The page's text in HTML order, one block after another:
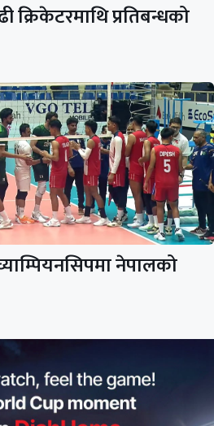
क्रिकेटरमाथि प्रतिबन्धको
नेपालको